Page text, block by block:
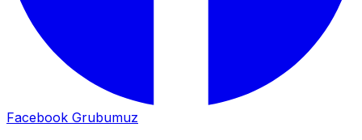
Facebook Grubumuz